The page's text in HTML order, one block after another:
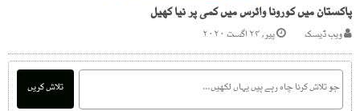
پاکستان میں کورونا وائرس میں کمی پر نیا کھیل
ویب ڈیسک پیر, ۲۴ اگست ۲۰۲۰
تلاش کریں